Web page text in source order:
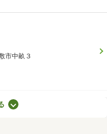
市中畝３